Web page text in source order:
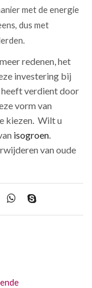
met de energie
dus met
redenen, het
investering bij
heeft verdient door
vorm van
kiezen. Wilt u
isogroen.
van oude